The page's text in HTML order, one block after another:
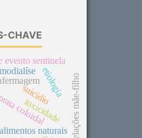
CHAVE
coloidal
etiologia
alimentos naturais relações mãe-filho
evento sentinela
suicídio
toxicidade